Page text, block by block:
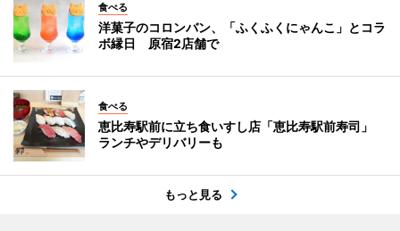
食べる
洋菓子のコロンバン、「ふくふくにゃんこ」とコラ
ボ縁日 原宿2店舗で
食べる
恵比寿駅前に立ち食いすし店「恵比寿駅前寿司」
ランチやデリバリーも
もっと見る